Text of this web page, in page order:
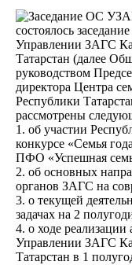
состоялось
Управлении ЗАГС
Татарстан (далее
руководством
директора Центра
Республики
рассмотрены
1. об участии
конкурсе «Семья
ПФО «Успешная
2. об основных
органов ЗАГС на
3. о текущей
задачах на 2
4. о ходе
Управлении ЗАГС
Татарстан в 1